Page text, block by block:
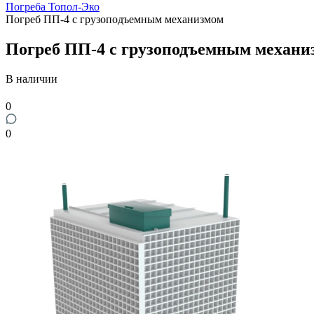
Погреба Топол-Эко
Погреб ПП-4 с грузоподъемным механизмом
Погреб ПП-4 с грузоподъемным
В наличии
0
0